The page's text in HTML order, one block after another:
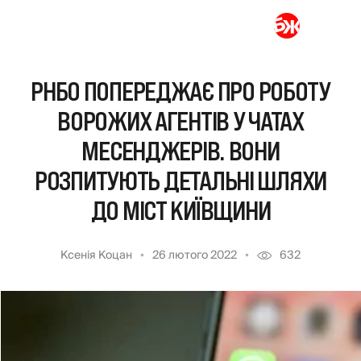
РНБО ПОПЕРЕДЖАЄ ПРО РОБОТУ
ВОРОЖИХ АГЕНТІВ У ЧАТАХ
МЕСЕНДЖЕРІВ. ВОНИ
РОЗПИТУЮТЬ ДЕТАЛЬНІ ШЛЯХИ
ДО МІСТ КИЇВЩИНИ
Ксенія Коцан 26 лютого 2022 632